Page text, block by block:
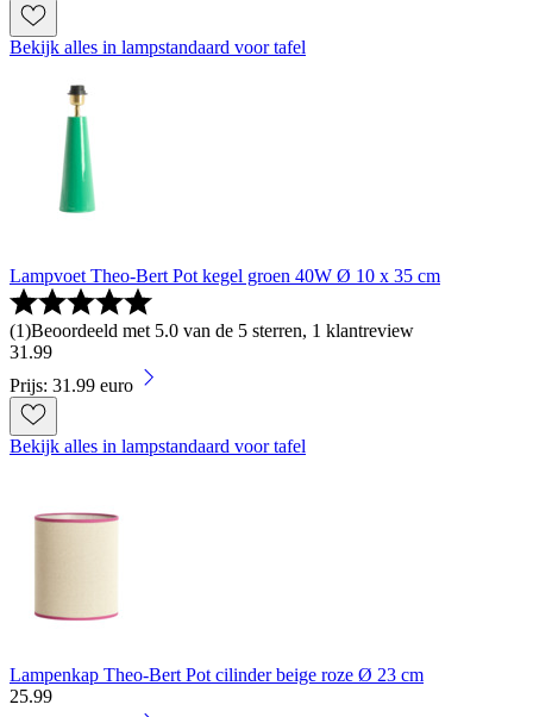
Bekijk alles in lampstandaard voor tafel
Lampvoet Theo-Bert Pot kegel groen 40W Ø 10 x 35 cm
(1)Beoordeeld met 5.0 van de 5 sterren, 1 klantreview
31 .99
Prijs: 31.99 euro
Bekijk alles in lampstandaard voor tafel
Lampenkap Theo-Bert Pot cilinder beige roze Ø 23 cm
25.99